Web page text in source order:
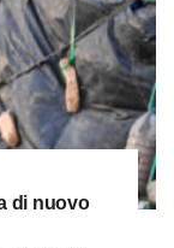
di nuovo